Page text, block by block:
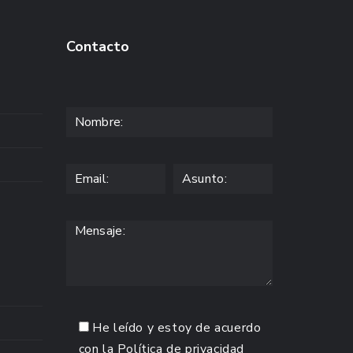
Contacto
He leído y estoy de acuerdo
con la Política de privacidad